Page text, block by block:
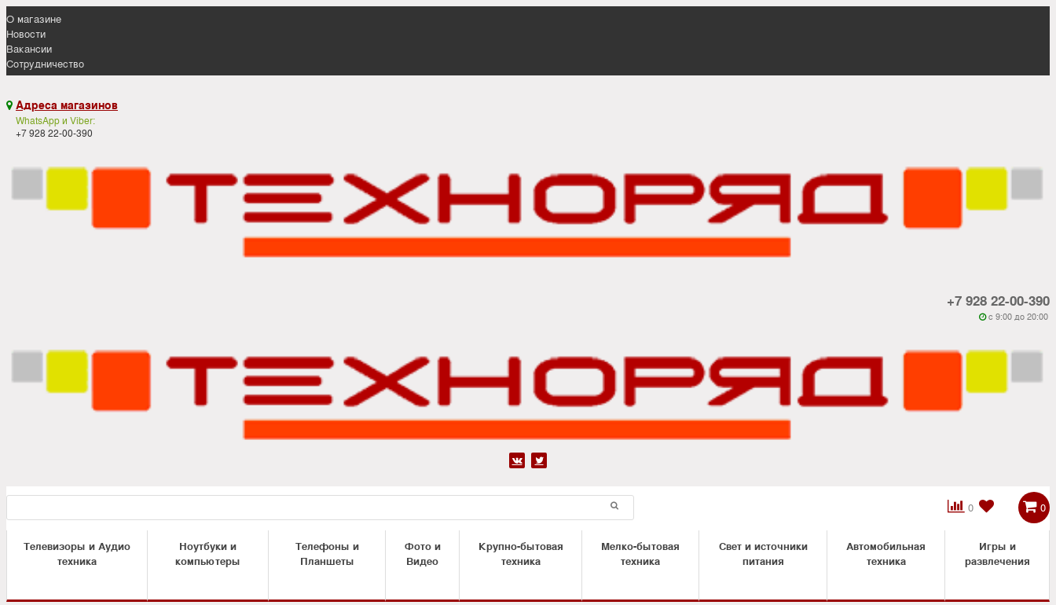
О магазине
Новости
Вакансии
Сотрудничество
 Адреса магазинов
WhatsApp и Viber:
+7 928 22-00-390
+7 928 22-00-390
 c 9:00 до 20:00
 
0

 0
Телевизоры и Аудио
техника
Ноутбуки и
компьютеры
Телефоны и
Планшеты
Фото и
Видео
Крупно-бытовая
техника
Мелко-бытовая
техника
Свет и источники
питания
Автомобильная
техника
Игры и
развлечения